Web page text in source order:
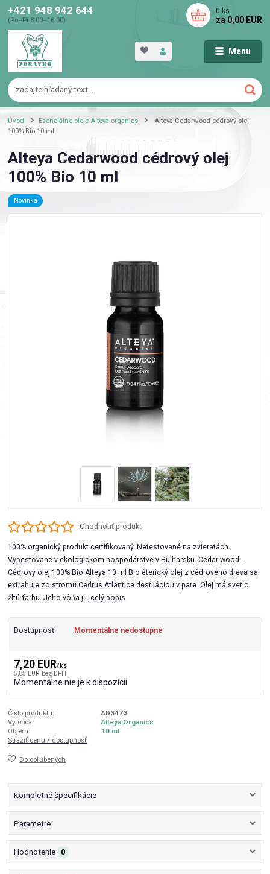
Menu
+421 948 942 644
(Po–Pi 8:00–16:00)
0 ks
za 0,00 EUR
Úvod Esenciálne oleje Alteya organics
Alteya Cedarwood cédrový olej
100% Bio 10 ml
Alteya Cedarwood cédrový olej
100% Bio 10 ml
Novinka
Ohodnotiť produkt
100% organický produkt certifikovaný. Netestované na zvieratách.
Vypestované v ekologickom hospodárstve v Bulharsku. Cedar wood -
Cédrový olej 100% Bio Alteya 10 ml Bio éterický olej z cédrového dreva sa
extrahuje zo stromu Cedrus Atlantica destiláciou v pare. Olej má svetlo
žltú farbu. Jeho vôňa j...celý popis
Dostupnosť Momentálne nedostupné
7,20 EUR/ks
5,85 EUR bez DPH
Momentálne nie je k dispozícii
Číslo produktu:
AD3473
Výrobca:
Alteya Organics
Objem:
10 ml
Strážiť cenu / dostupnosť
Do obľúbených
Kompletné špecifikácie
Parametre
Hodnotenie 0